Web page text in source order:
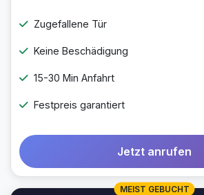
Zugefallene Tür
Keine Beschädigung
15-30 Min Anfahrt
Festpreis garantiert
Jetzt anrufen
MEIST GEBUCHT